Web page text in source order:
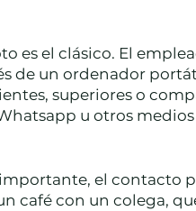
es el clásico. El
de un ordenador
superiores o
u otros medios
el contacto
café con un colega,